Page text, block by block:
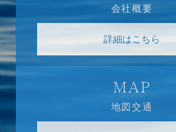
会社概要
詳細はこちら
MAP
地図交通